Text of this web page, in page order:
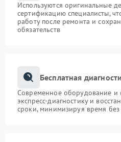
Используются оригинальные
сертификацию специалисты,
работу после ремонта и
обязательств
Бесплатная
Современное оборудование и
экспресс-диагностику и
сроки, минимизируя время без